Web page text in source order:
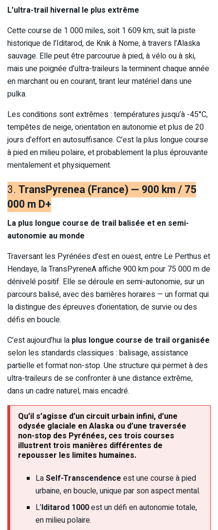
L’ultra-trail hivernal le plus extrême
Cette course de 1 000 miles, soit 1 609 km, suit la piste
historique de l’Iditarod, de Knik à Nome, à travers l’Alaska
sauvage. Elle peut être parcourue à pied, à vélo ou à ski,
mais une poignée d’ultra-traileurs la terminent chaque année
en marchant ou en courant, tirant leur matériel dans une
pulka.
Les conditions sont extrêmes : températures jusqu’à -45°C,
tempêtes de neige, orientation en autonomie et plus de 20
jours d’effort en autosuffisance. C’est la plus longue course
à pied en milieu polaire, et probablement la plus éprouvante
mentalement et physiquement.
3. TransPyrenea (France) — 900 km / 75
000 m D+
La plus longue course de trail balisée et en semi-
autonomie au monde
Traversant les Pyrénées d’est en ouest, entre Le Perthus et
Hendaye, la TransPyreneA affiche 900 km pour 75 000 m de
dénivelé positif. Elle se déroule en semi-autonomie, sur un
parcours balisé, avec des barrières horaires — un format qui
la distingue des épreuves d’orientation, de survie ou des
défis en boucle.
C’est aujourd’hui la plus longue course de trail organisée
selon les standards classiques : balisage, assistance
partielle et format non-stop. Une structure qui permet à des
ultra-traileurs de se confronter à une distance extrême,
dans un cadre naturel, mais encadré.
Qu’il s’agisse d’un circuit urbain infini, d’une
odysée glaciale en Alaska ou d’une traversée
non-stop des Pyrénées, ces trois courses
illustrent trois manières différentes de
repousser les limites humaines.
LaSelf-Transcendence est une course à pied
urbaine, en boucle, unique par son aspect mental.
L’Iditarod 1000est un défi en autonomie totale,
en milieu polaire.